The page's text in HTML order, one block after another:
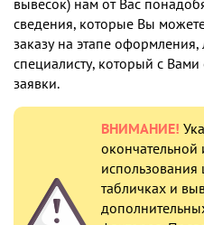
вывесок) нам от Вас
сведения, которые Вы
заказу на этапе
специалисту, который с
заявки.
ВНИМАНИЕ!
окончательной
использования
табличках и